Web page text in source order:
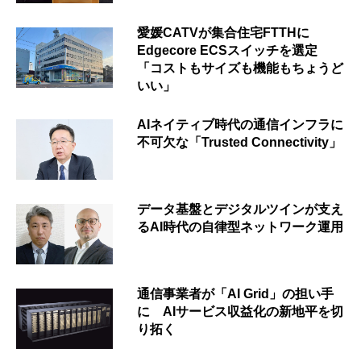
愛媛CATVが集合住宅FTTHに
Edgecore ECSスイッチを選定
「コストもサイズも機能もちょうど
いい」
AIネイティブ時代の通信インフラに
不可欠な「Trusted Connectivity」
データ基盤とデジタルツインが支え
るAI時代の自律型ネットワーク運用
通信事業者が「AI Grid」の担い手
に AIサービス収益化の新地平を切
り拓く